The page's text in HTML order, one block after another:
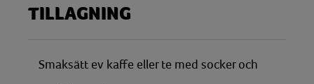
TILLAGNING
Smaksätt ev kaffe eller te med socker och